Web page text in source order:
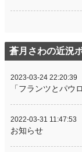
蒼月さわの近況
2023-03-24 22:20:39
「フランツとパウ
2022-03-31 11:47:53
お知らせ